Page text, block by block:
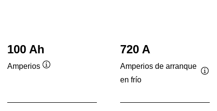
100 Ah
Amperios
720 A
Amperios de arranque
en frío